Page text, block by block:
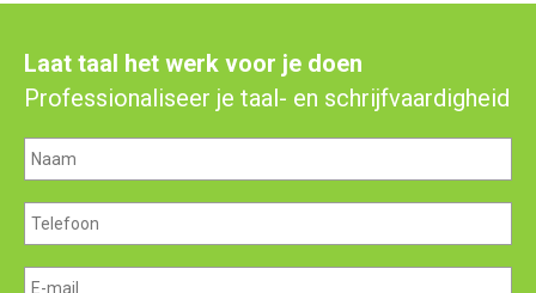
Laat taal het werk voor je doen
Professionaliseer je taal- en schrijfvaardigheid